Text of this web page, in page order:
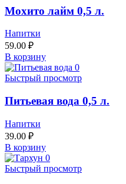
Мохито лайм 0,5 л.
Напитки
59.00 ₽
В корзину
Быстрый просмотр
Питьевая вода 0,5 л.
Напитки
39.00 ₽
В корзину
Быстрый просмотр